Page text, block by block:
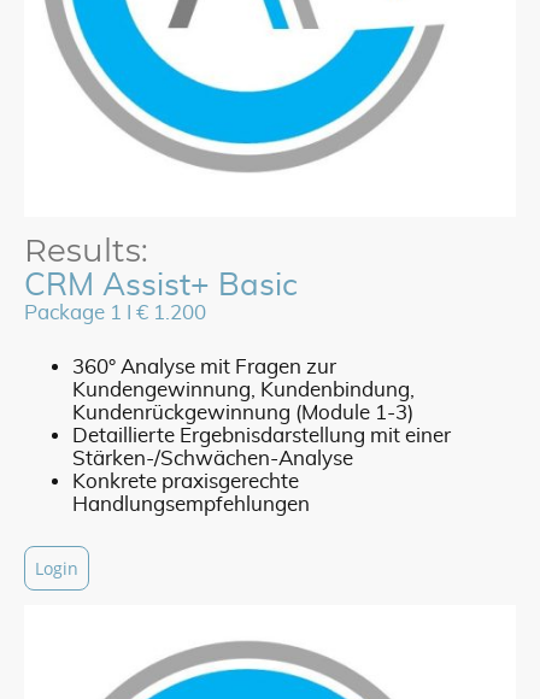
Results:
CRM Assist+ Basic
Package 1 I € 1.200
360° Analyse mit Fragen zur
Kundengewinnung, Kundenbindung,
Kundenrückgewinnung (Module 1-3)
Detaillierte Ergebnisdarstellung mit einer
Stärken-/Schwächen-Analyse
Konkrete praxisgerechte
Handlungsempfehlungen
Login